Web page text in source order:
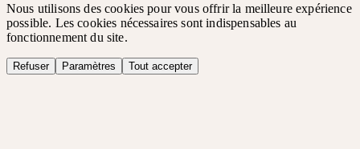
Nous utilisons des cookies pour vous offrir la meilleure expérience
possible. Les cookies nécessaires sont indispensables au
fonctionnement du site.
Refuser Paramètres Tout accepter